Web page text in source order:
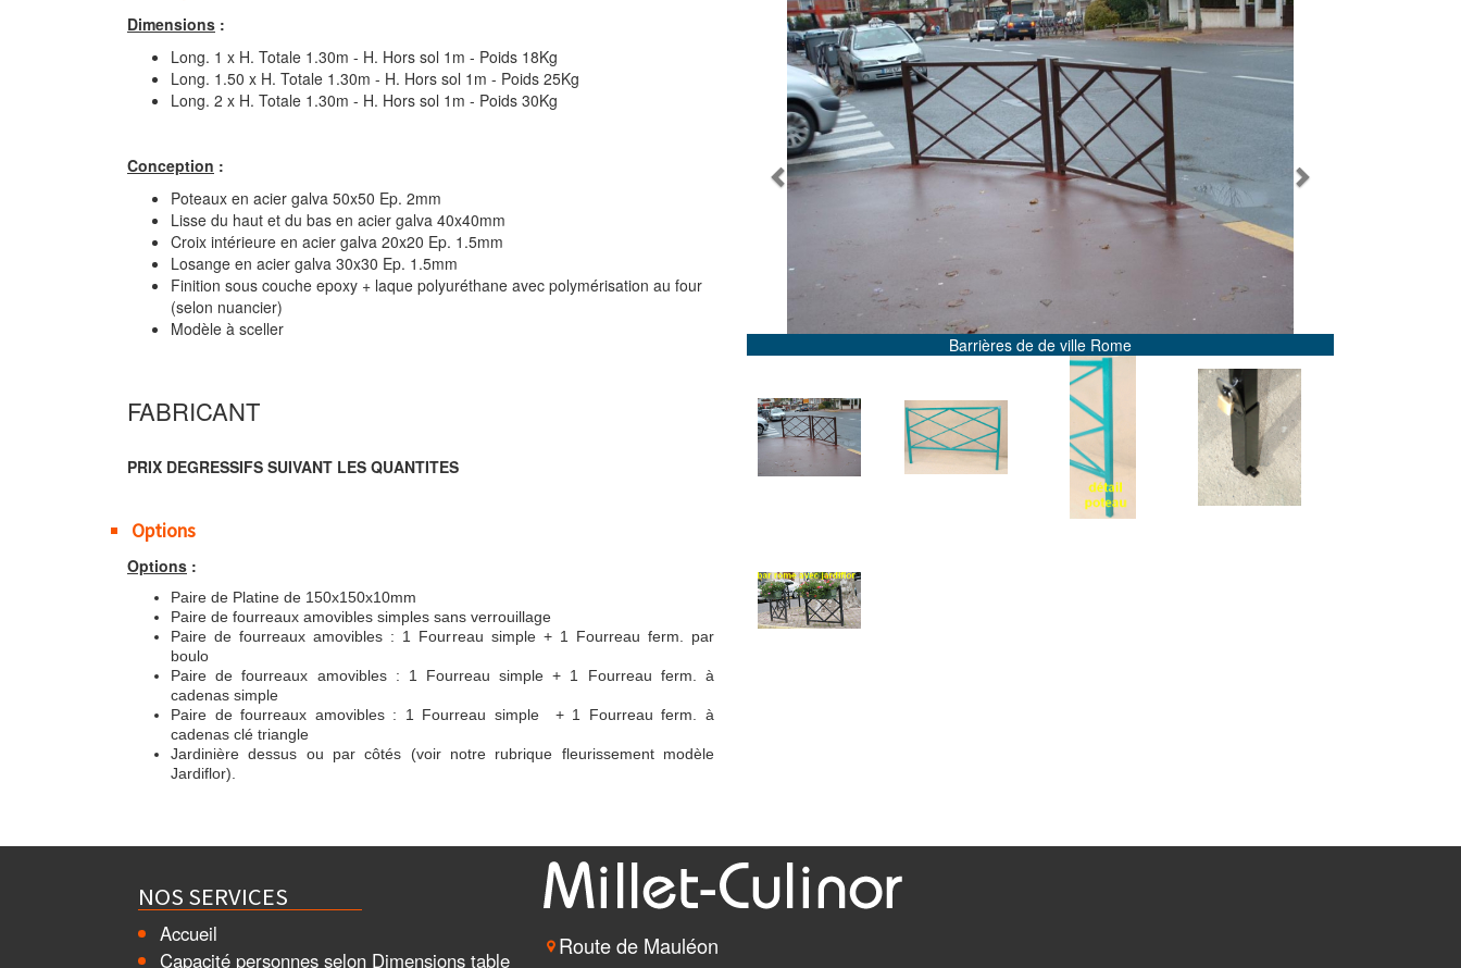
Dimensions :
Long. 1 x H. Totale 1.30m - H. Hors sol 1m - Poids 18Kg
Long. 1.50 x H. Totale 1.30m - H. Hors sol 1m - Poids 25Kg
Long. 2 x H. Totale 1.30m - H. Hors sol 1m - Poids 30Kg
Conception :
Poteaux en acier galva 50x50 Ep. 2mm
Lisse du haut et du bas en acier galva 40x40mm
Croix intérieure en acier galva 20x20 Ep. 1.5mm
Losange en acier galva 30x30 Ep. 1.5mm
Finition sous couche epoxy + laque polyuréthane avec polymérisation au four
(selon nuancier)
Modèle à sceller
FABRICANT
PRIX DEGRESSIFS SUIVANT LES QUANTITES
Options
Options :
Paire de Platine de 150x150x10mm
Paire de fourreaux amovibles simples sans verrouillage
Paire de fourreaux amovibles : 1 Fourreau simple + 1 Fourreau ferm. par
boulo
Paire de fourreaux amovibles : 1 Fourreau simple + 1 Fourreau ferm. à
cadenas simple
Paire de fourreaux amovibles : 1 Fourreau simple + 1 Fourreau ferm. à
cadenas clé triangle
Jardinière dessus ou par côtés (voir notre rubrique fleurissement modèle
Jardiflor).
Barrières de de ville Rome
Previous
Route de Mauléon
NOS SERVICES
Accueil
Capacité personnes selon Dimensions table